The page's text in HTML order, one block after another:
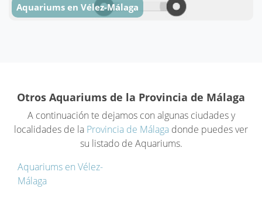
Aquariums en Vélez-Málaga
Otros Aquariums de la Provincia de Málaga
A continuación te dejamos con algunas ciudades y
localidades de la Provincia de Málaga donde puedes ver
su listado de Aquariums.
Aquariums en Vélez-
Málaga